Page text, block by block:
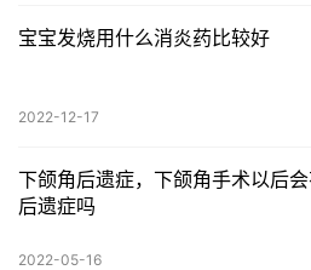
宝宝发烧用什么消炎药比较好
2022-12-17
下颌角后遗症，下颌角手术以后
后遗症吗
2022-05-16